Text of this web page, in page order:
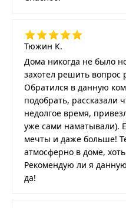
Тюжин К.
Дома никогда не было
захотел решить вопрос
Обратился в данную
подобрать, рассказали
недолгое время,
уже сами наматывали).
мечты и даже больше!
атмосферно в доме,
Рекомендую ли я
да!